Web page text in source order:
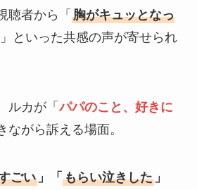
聴者から「 胸がキュッとなっ
」といった共感の声が寄せられ
ルカが「パパのこと、好きに
ながら訴える場面。
ごい」「 もらい泣きした」